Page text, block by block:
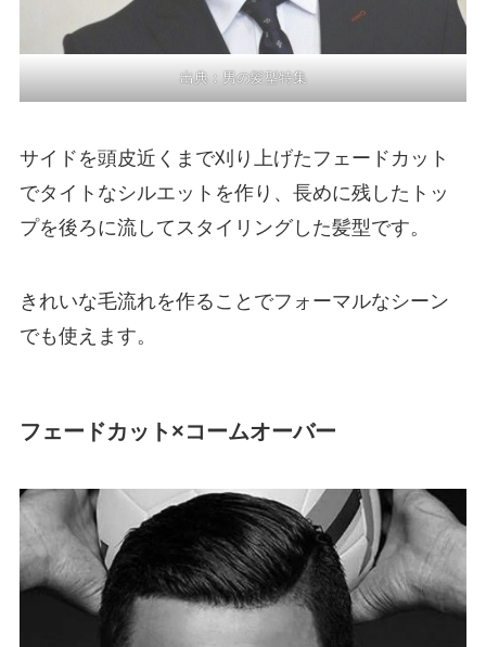
出典： 男の髪型特集
サイドを頭皮近くまで刈り上げたフェードカット
でタイトなシルエットを作り、長めに残したトッ
プを後ろに流してスタイリングした髪型です。
きれいな毛流れを作ることでフォーマルなシーン
でも使えます。
フェードカット×コームオーバー